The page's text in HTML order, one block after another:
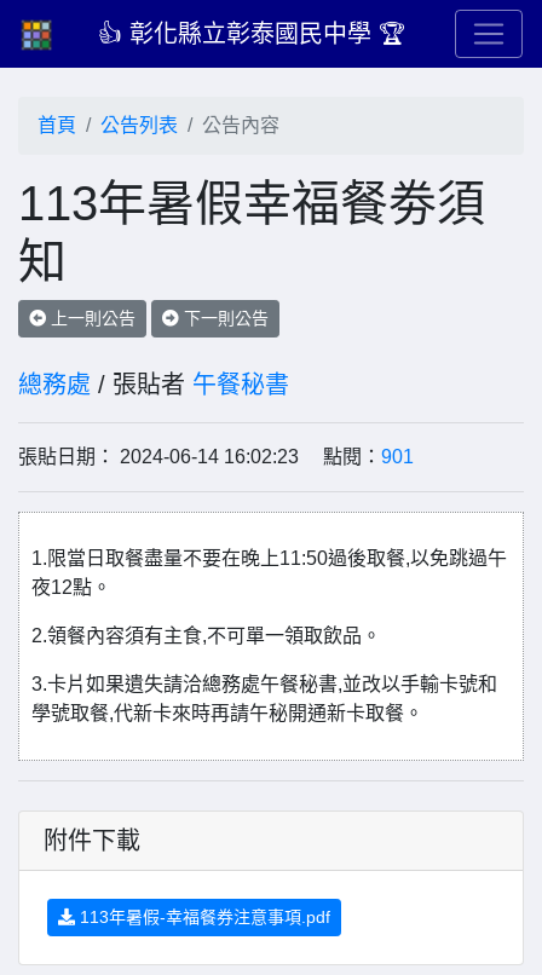
👍 彰化縣立彰泰國民中學 🏆
首頁 公告列表 公告內容
113年暑假幸福餐劵須
知
上一則公告 下一則公告
總務處 / 張貼者 午餐秘書
張貼日期： 2024-06-14 16:02:23 點閱： 901
1.限當日取餐盡量不要在晚上11:50過後取餐,以免跳過午
夜12點。
2.領餐內容須有主食,不可單一領取飲品。
3.卡片如果遺失請洽總務處午餐秘書,並改以手輸卡號和
學號取餐,代新卡來時再請午秘開通新卡取餐。
附件下載
113年暑假-幸福餐券注意事項.pdf